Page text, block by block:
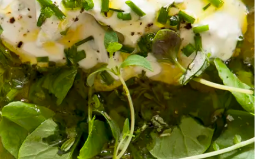
Meze
Efterrätt
Kakor &